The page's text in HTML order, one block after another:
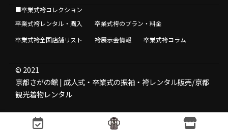
■卒業式袴コレクション
卒業式袴レンタル・購入
卒業式袴のプラン・料金
卒業式袴全国店舗リスト
袴展示会情報 卒業式袴コラム
© 2021
京都さがの館 | 成人式・卒業式の振袖・袴レンタル販売/京都
観光着物レンタル